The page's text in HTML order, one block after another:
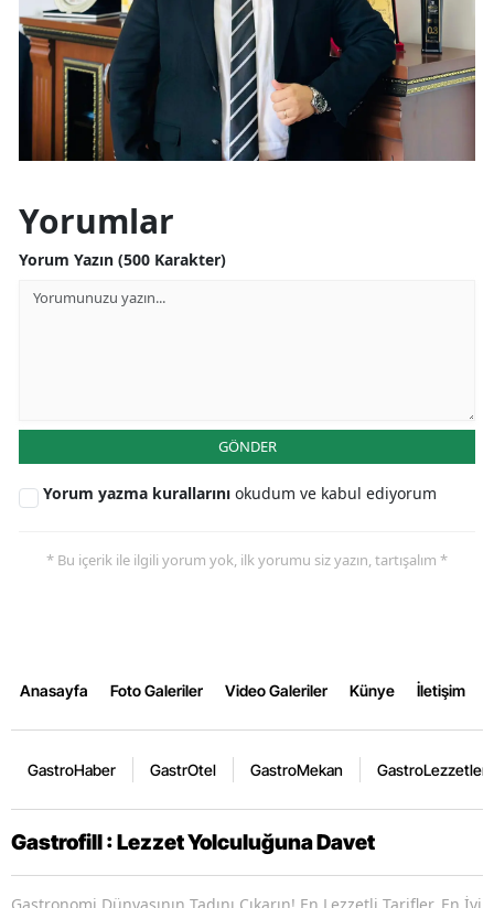
Yorumlar
Yorum Yazın (500 Karakter)
GÖNDER
Yorum yazma kurallarını okudum ve kabul ediyorum
* Bu içerik ile ilgili yorum yok, ilk yorumu siz yazın, tartışalım *
Anasayfa Foto Galeriler Video Galeriler Künye İletişim
GastroHaber GastrOtel GastroMekan GastroLezzetler
Gastrofill : Lezzet Yolculuğuna Davet